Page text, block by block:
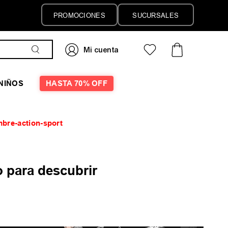
PROMOCIONES SUCURSALES
HASTA 70% OFF
action-sport
para descubrir